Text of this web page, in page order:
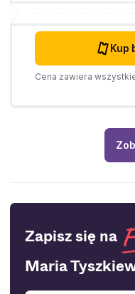
Kup
Cena zawiera
Zapisz się na
Maria